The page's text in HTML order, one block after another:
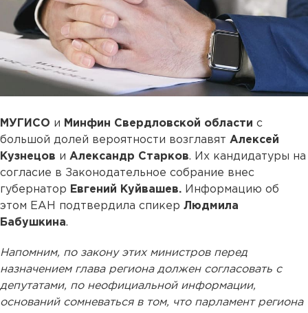
МУГИСО и Минфин Свердловской области с
большой долей вероятности возглавят Алексей
Кузнецов и Александр Старков. Их кандидатуры на
согласие в Законодательное собрание внес
губернатор Евгений Куйвашев. Информацию об
этом ЕАН подтвердила спикер Людмила
Бабушкина.
Напомним, по закону этих министров перед
назначением глава региона должен согласовать с
депутатами, по неофициальной информации,
оснований сомневаться в том, что парламент региона